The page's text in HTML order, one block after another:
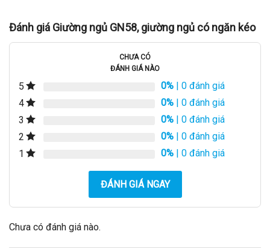
Đánh giá Giường ngủ GN58, giường ngủ có ngăn kéo
CHƯA CÓ
ĐÁNH GIÁ NÀO
5 0% | 0 đánh giá
4
0% | 0 đánh giá
3
0% | 0 đánh giá
2
0% | 0 đánh giá
1
0% | 0 đánh giá
ĐÁNH GIÁ NGAY
Chưa có đánh giá nào.